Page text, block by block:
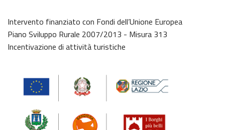
Intervento finanziato con Fondi dell’Unione Europea
Piano Sviluppo Rurale 2007/2013 - Misura 313
Incentivazione di attività turistiche